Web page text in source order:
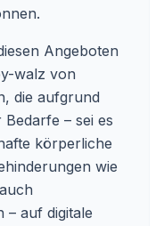
Angeboten
walz von
die aufgrund
– sei es
körperliche
wie
– auf digitale